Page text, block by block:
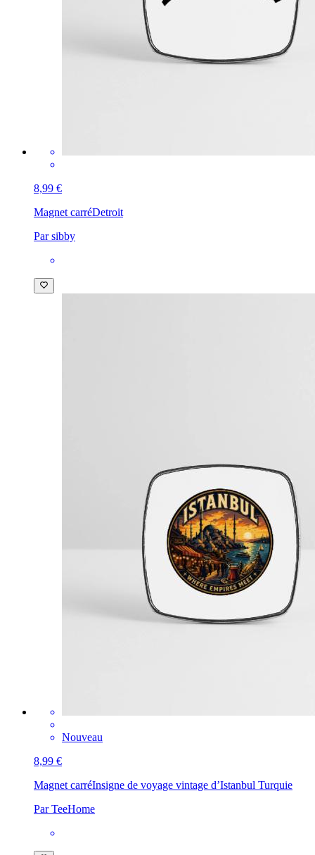
8,99 €
Magnet carréDetroit
Par sibby
Nouveau
8,99 €
Magnet carréInsigne de voyage vintage d’Istanbul Turquie
Par TeeHome